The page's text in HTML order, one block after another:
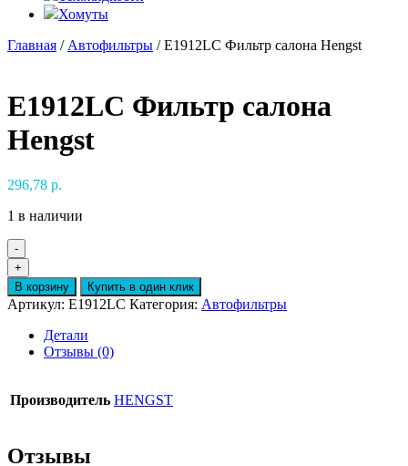
Хомуты
Главная / Автофильтры / E1912LC Фильтр салона Hengst
E1912LC Фильтр салона
Hengst
296,78 р.
1 в наличии
-
Количество
товара
E1912LC
Фильтр
салона
Hengst
+
В корзину
Купить в один клик
Артикул: E1912LC Категория: Автофильтры
Детали
Отзывы (0)
Производитель HENGST
Отзывы